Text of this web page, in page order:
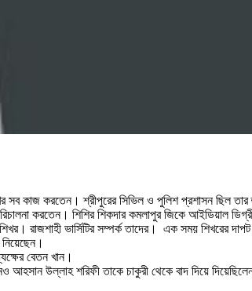
কাজ করতেন। শ্রীপুরের সিভিল ও পুলিশ প্রশাসন ছিল তার
করতেন। শিশির শিকদার কমলাপুর জিকে আইডিয়াল
রাজশাহী ভার্সিটির সম্পর্ক তাদের। এক সময় শিখরের
বেতন খান।
উল্লাহ শরিফী তাকে চাকুরী থেকে বাদ দিয়ে দিয়েছিলেন।